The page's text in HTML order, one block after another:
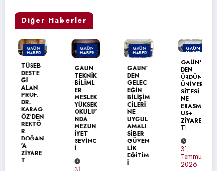
Diğer Haberler
GAÜN
HABER
TÜSEB
DESTE
Ğİ
ALAN
PROF.
DR.
KARAG
ÖZ’DEN
REKTÖ
DOĞAN
’A
ZİYARE
GAÜN
HABER
GAÜN
TEKNİK
BİLİML
ER
MESLEK
YÜKSEK
OKULU’
NDA
MEZUN
İYET
SEVİNC
31
GAÜN
HABER
GAÜN’
DEN
GELEC
EĞİN
BİLİŞİM
CİLERİ
NE
UYGUL
AMALI
SİBER
GÜVEN
LİK
EĞİTİM
GAÜN
HABER
GAÜN’
DEN
ÜRDÜN
ÜNİVER
SİTESİ
NE
ERASM
US+
ZİYARE
Tİ
31
Temmuz
2026